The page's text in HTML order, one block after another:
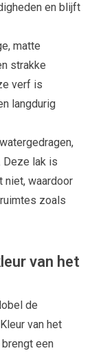
en blijft
matte
strakke
verf is
langdurig
Deze lak is
niet, waardoor
zoals
van het
de
van het
een